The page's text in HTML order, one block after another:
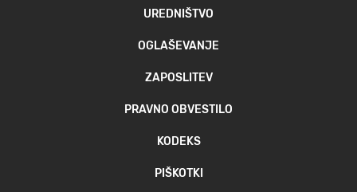
UREDNIŠTVO
OGLAŠEVANJE
ZAPOSLITEV
PRAVNO OBVESTILO
KODEKS
PIŠKOTKI